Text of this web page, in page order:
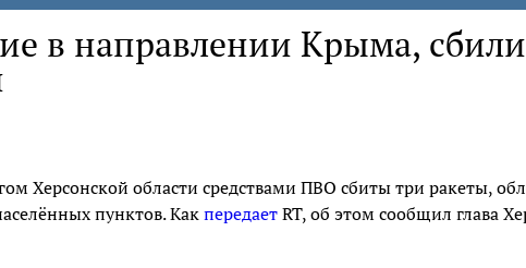
в направлении Крыма,
Херсонской области средствами ПВО сбиты три ракеты,
пунктов. КакпередаетRT, об этом сообщил глава